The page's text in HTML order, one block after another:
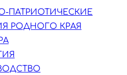
ПАТРИОТИЧЕСКИЕ
РОДНОГО КРАЯ